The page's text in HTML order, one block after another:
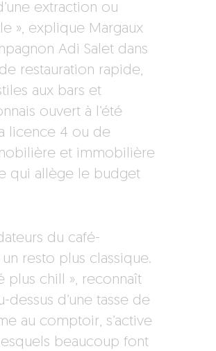
extraction ou
», explique Margaux
Adi Salet dans
restauration rapide,
aux bars et
ouvert à l’été
licence 4 ou de
et immobilière
qui allège le budget
du café-
resto plus classique.
plus chill », reconnaît
dessus d’une tasse de
au comptoir, s’active
beaucoup font